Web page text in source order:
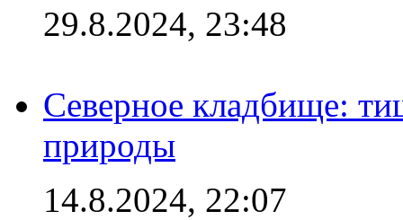
29.8.2024, 23:48
Северное кладбище:
природы
14.8.2024, 22:07